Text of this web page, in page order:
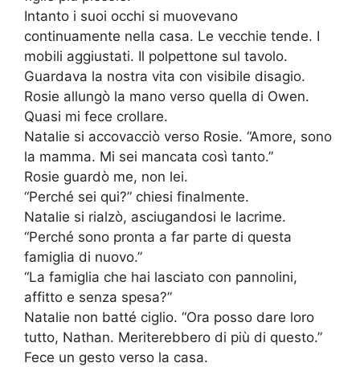
Intanto i suoi occhi si muovevano
continuamente nella casa. Le vecchie tende. I
mobili aggiustati. Il polpettone sul tavolo.
Guardava la nostra vita con visibile disagio.
Rosie allungò la mano verso quella di Owen.
Quasi mi fece crollare.
Natalie si accovacciò verso Rosie. “Amore, sono
la mamma. Mi sei mancata così tanto.”
Rosie guardò me, non lei.
“Perché sei qui?” chiesi finalmente.
Natalie si rialzò, asciugandosi le lacrime.
“Perché sono pronta a far parte di questa
famiglia di nuovo.”
“La famiglia che hai lasciato con pannolini,
affitto e senza spesa?”
Natalie non batté ciglio. “Ora posso dare loro
tutto, Nathan. Meriterebbero di più di questo.”
Fece un gesto verso la casa.